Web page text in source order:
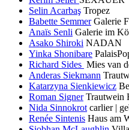
Selin Acarbaş Tropez
Babette Semmer Galerie
Anaïs Senli Galerie im
Asako Shiroki NADAN
Yinka Shonibare
Richard Sides Mies van
Anderas Siekmann
Katarzyna Sienkiewicz
Roman Signer Trautwein
Nida Sinnokrot carlier |
Renée Sintenis Haus am